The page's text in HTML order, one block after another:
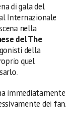
di gala del
Internazionale
nella
del The
della
quel
immediatamente
dei fan.